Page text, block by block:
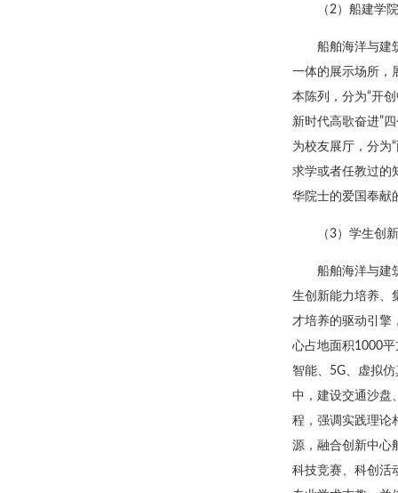
（2）船建学
船舶海洋与建
一体的展示场所，
本陈列，分为“开
新时代高歌奋进”
为校友展厅，分为
求学或者任教过的
华院士的爱国奉献
（3）学生创
船舶海洋与建
生创新能力培养、
才培养的驱动引擎
心占地面积1000
智能、5G、虚拟
中，建设交通沙盘
程，强调实践理论
源，融合创新中心
科技竞赛、科创活